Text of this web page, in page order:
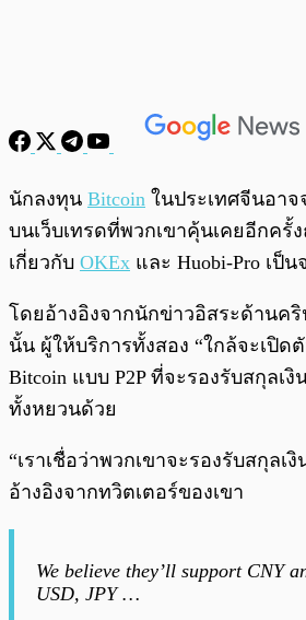
นักลงทุน Bitcoin ในประเทศจีนอา
บนเว็บเทรดที่พวกเขาคุ้นเคยอีกครั้
เกี่ยวกับ OKEx และ Huobi-Pro เป็น
โดยอ้างอิงจากนักข่าวอิสระด้านคริ
นั้น ผู้ให้บริการทั้งสอง “ใกล้จะเปิด
Bitcoin แบบ P2P ที่จะรองรับสกุลเ
ทั้งหยวนด้วย
“เราเชื่อว่าพวกเขาจะรองรับสกุลเ
อ้างอิงจากทวิตเตอร์ของเขา
We believe they’ll support CNY
USD, JPY …